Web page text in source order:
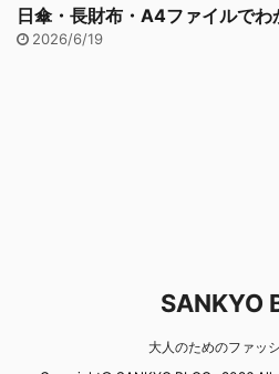
日傘・長財布・A4ファイルでわ
2026/6/19
SANKYO
大人のためのファッ